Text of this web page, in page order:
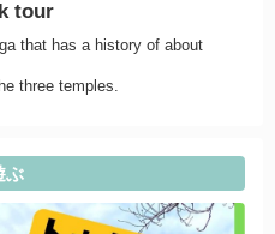
tour
that has a history of about
three temples.
ぶ